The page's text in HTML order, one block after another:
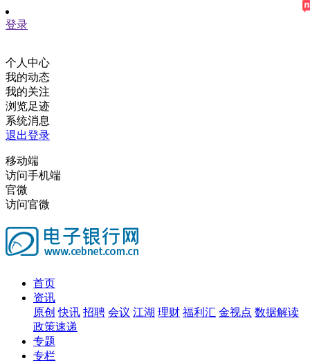
登录
个人中心
我的动态
我的关注
浏览足迹
系统消息
退出登录
移动端
访问手机端
官微
访问官微
首页
资讯
原创 快讯 招聘 会议 江湖 理财 福利汇 金视点 数据解读
政策速递
专题
专栏